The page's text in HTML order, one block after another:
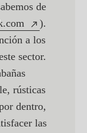
de
).
a los
sector.
rústicas
dentro,
las